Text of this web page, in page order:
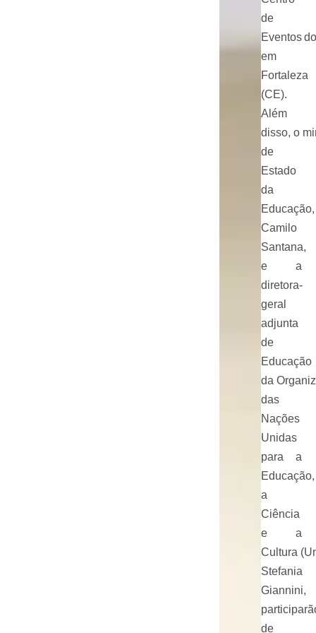
de
Eventos
em
Fortaleza
(CE).
Além
disso, o
de
Estado
da
Educação,
Camilo
Santana,
e a
diretora-
geral
adjunta
de
Educação
da
das
Nações
Unidas
para a
Educação,
a
Ciência
e a
Cultura
Stefania
Giannini,
de